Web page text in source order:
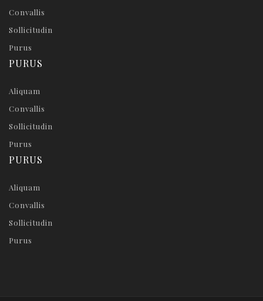
Convallis
Sollicitudin
Purus
PURUS
Aliquam
Convallis
Sollicitudin
Purus
PURUS
Aliquam
Convallis
Sollicitudin
Purus